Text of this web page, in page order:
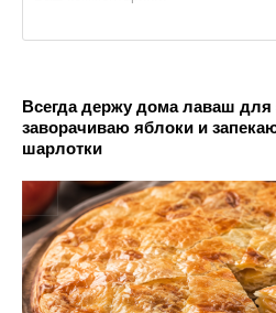
Всегда держу дома лаваш для
заворачиваю яблоки и
шарлотки